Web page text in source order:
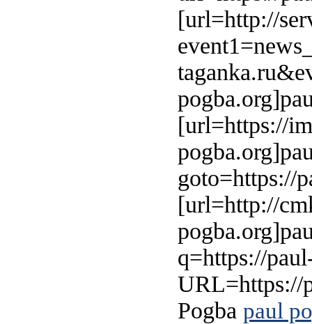
[url=http://
[url=https://
goto=https://
[url=http://
q=https://
URL=https://
Pogbapaul